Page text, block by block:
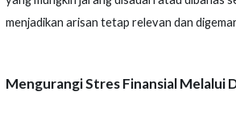
menjadikan arisan tetap relevan dan
Mengurangi Stres Finansial Melalui